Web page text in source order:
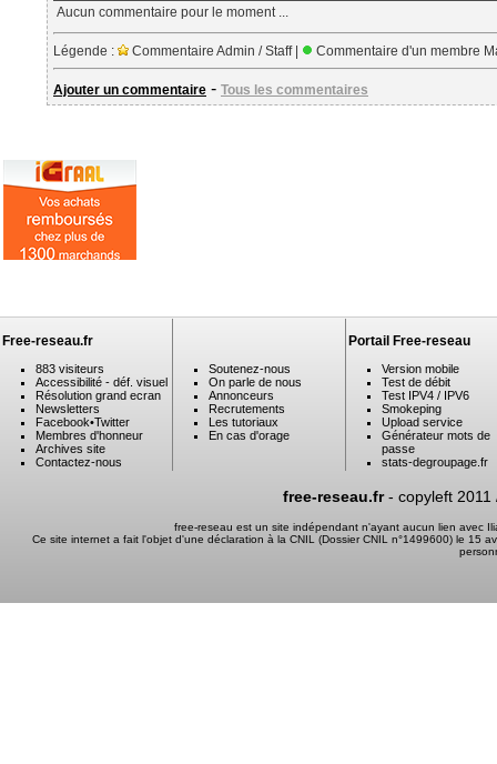
Aucun commentaire pour le moment ...
Légende : Commentaire Admin / Staff | Commentaire d'un membre
Ajouter un commentaire - Tous les commentaires
Free-reseau.fr
883 visiteurs
Accessibilité - déf. visuel
Résolution grand ecran
Newsletters
Facebook•Twitter
Membres d'honneur
Archives site
Contactez-nous
Soutenez-nous
On parle de nous
Annonceurs
Recrutements
Les tutoriaux
En cas d'orage
Portail Free-reseau
Version mobile
Test de débit
Test IPV4 / IPV6
Smokeping
Upload service
Générateur mots de
passe
stats-degroupage.fr
free-reseau.fr- copyleft 2011
free-reseau est un site indépendant n'ayant aucun lien avec
Ce site internet a fait l'objet d'une déclaration à la CNIL (Dossier CNIL n°1499600) le 15